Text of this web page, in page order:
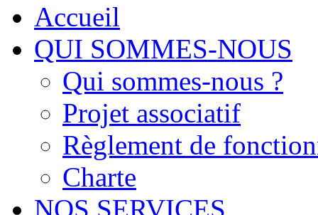
Accueil
QUI SOMMES-NOUS
Qui sommes-nous ?
Projet associatif
Règlement de
Charte
NOS SERVICES